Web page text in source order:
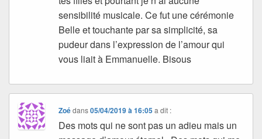
sensibilité musicale. Ce fut une cérémonie
Belle et touchante par sa simplicité, sa
pudeur dans l’expression de l’amour qui
vous liait à Emmanuelle. Bisous
Zoédans05/04/2019 à 16:05 a dit :
Des mots qui ne sont pas un adieu mais un